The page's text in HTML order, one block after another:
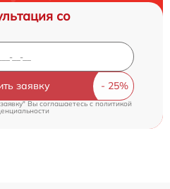
со
заявку
Вы соглашаетесь cполитикой